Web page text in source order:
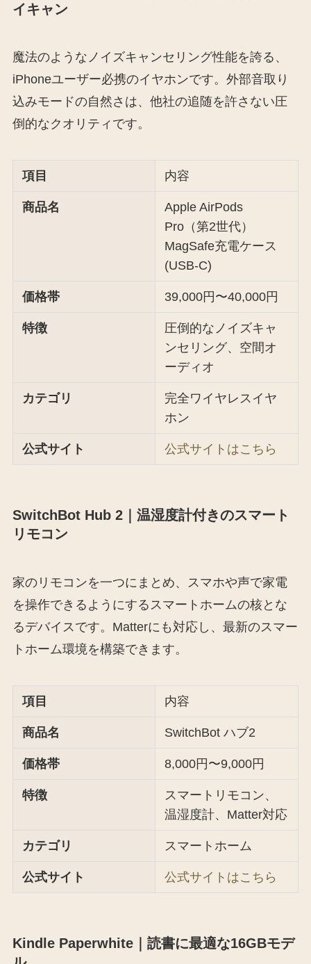
イキャン
魔法のようなノイズキャンセリング性能を誇る、
iPhoneユーザー必携のイヤホンです。外部音取り
込みモードの自然さは、他社の追随を許さない圧
倒的なクオリティです。
項目 内容
商品名
Apple AirPods
Pro（第2世代）
MagSafe充電ケース
(USB-C)
価格帯 39,000円〜40,000円
特徴
圧倒的なノイズキャ
ンセリング、空間オ
ーディオ
カテゴリ
完全ワイヤレスイヤ
ホン
公式サイト 公式サイトはこちら
SwitchBot Hub 2｜温湿度計付きのスマート
リモコン
家のリモコンを一つにまとめ、スマホや声で家電
を操作できるようにするスマートホームの核とな
るデバイスです。Matterにも対応し、最新のスマー
トホーム環境を構築できます。
項目 内容
商品名 SwitchBot ハブ2
価格帯 8,000円〜9,000円
特徴
スマートリモコン、
温湿度計、Matter対応
カテゴリ スマートホーム
公式サイト 公式サイトはこちら
Kindle Paperwhite｜読書に最適な16GBモデ